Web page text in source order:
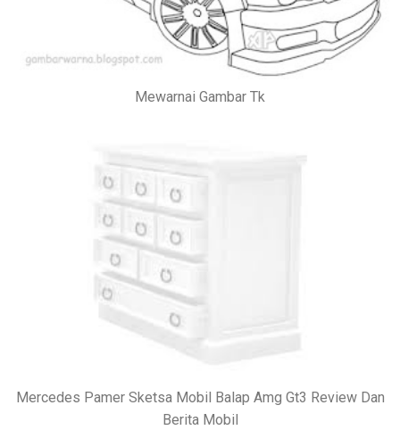
Mewarnai Gambar Tk
Mercedes Pamer Sketsa Mobil Balap Amg Gt3 Review Dan
Berita Mobil